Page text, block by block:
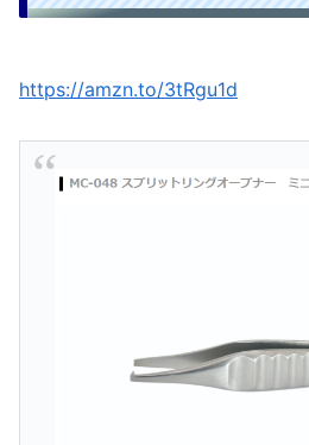
https://amzn.to/3tRgu1d